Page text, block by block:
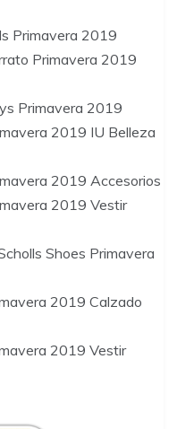
Primavera 2019
Primavera 2019
Primavera 2019
2019 IU Belleza
2019 Accesorios
2019 Vestir
Shoes Primavera
2019 Calzado
2019 Vestir